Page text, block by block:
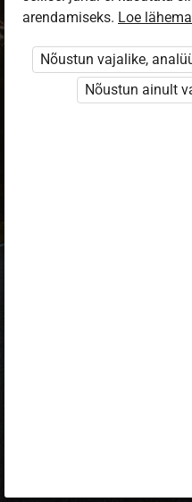
Vali, kuidas
eKool
Opiq
arendamiseks. Loe
Nõustun vajalike,
Nõustun ainult